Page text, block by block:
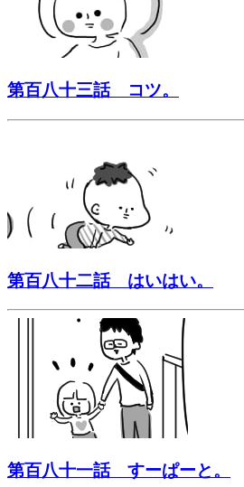
第百八十三話 コツ。
第百八十二話 はいはい。
第百八十一話 すーぱーと。